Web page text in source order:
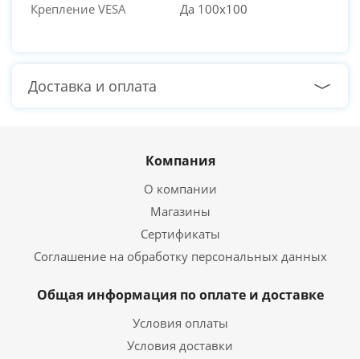
Крепление VESA
Да 100x100
Доставка и оплата
Компания
О компании
Магазины
Сертификаты
Соглашение на обработку персональных данных
Общая информация по оплате и доставке
Условия оплаты
Условия доставки